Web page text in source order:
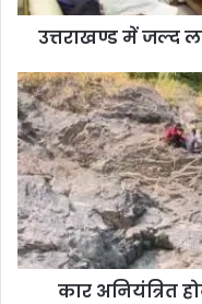
उत्तराखण्ड में जल्द
कार अनियंत्रित